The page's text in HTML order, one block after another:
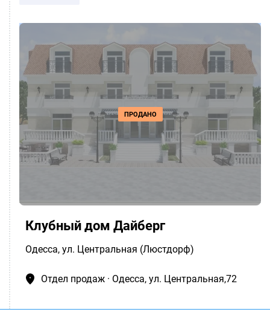
ПРОДАНО
Клубный дом Дайберг
Одесса, ул. Центральная (Люстдорф)
Отдел продаж · Одесса, ул. Центральная,72